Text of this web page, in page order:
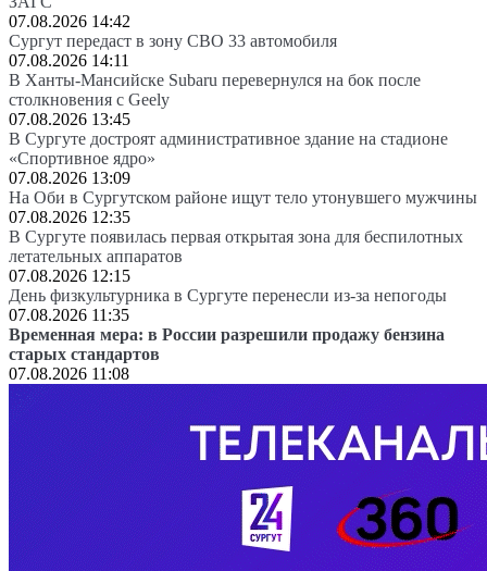
07.08.2026 14:42
Сургут передаст в зону СВО 33 автомобиля
07.08.2026 14:11
В Ханты-Мансийске Subaru перевернулся на бок после
столкновения с Geely
07.08.2026 13:45
В Сургуте достроят административное здание на стадионе
«Спортивное ядро»
07.08.2026 13:09
На Оби в Сургутском районе ищут тело утонувшего мужчины
07.08.2026 12:35
В Сургуте появилась первая открытая зона для беспилотных
летательных аппаратов
07.08.2026 12:15
День физкультурника в Сургуте перенесли из-за непогоды
07.08.2026 11:35
Временная мера: в России разрешили продажу бензина
старых стандартов
07.08.2026 11:08